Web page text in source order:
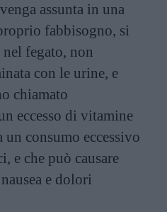
assunta in una
fabbisogno, si
nel fegato, non
con le urine, e
chiamato
eccesso di vitamine
un consumo eccessivo
e che può causare
e dolori